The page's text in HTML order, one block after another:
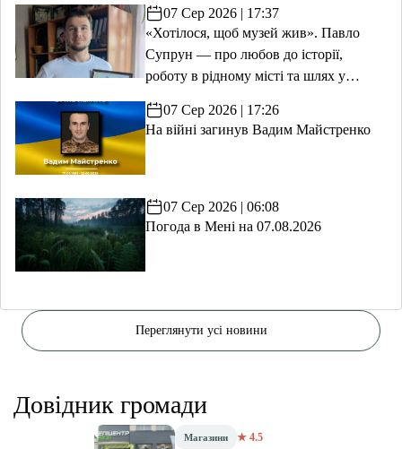
07 Сер 2026 | 17:37
«Хотілося, щоб музей жив». Павло
Супрун — про любов до історії,
роботу в рідному місті та шлях у
07 Сер 2026 | 17:26
На війні загинув Вадим Майстренко
07 Сер 2026 | 06:08
Погода в Мені на 07.08.2026
Переглянути усі новини
Довідник громади
Магазини ★ 4.5